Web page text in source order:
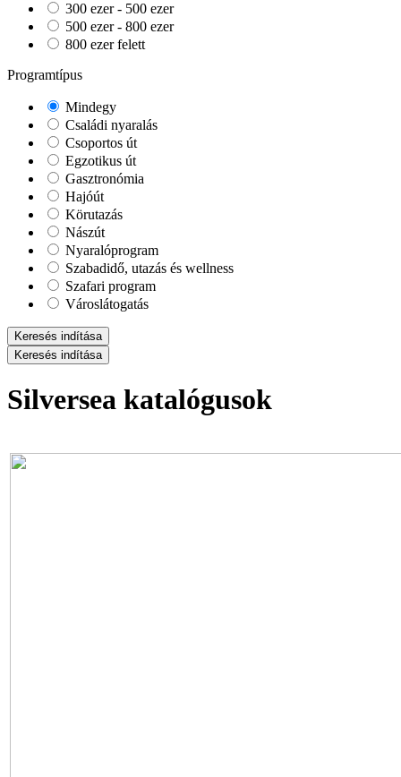
300 ezer - 500 ezer
500 ezer - 800 ezer
800 ezer felett
Programtípus
Mindegy
Családi nyaralás
Csoportos út
Egzotikus út
Gasztronómia
Hajóút
Körutazás
Nászút
Nyaralóprogram
Szabadidő, utazás és wellness
Szafari program
Városlátogatás
Keresés indítása
Keresés indítása
Silversea katalógusok